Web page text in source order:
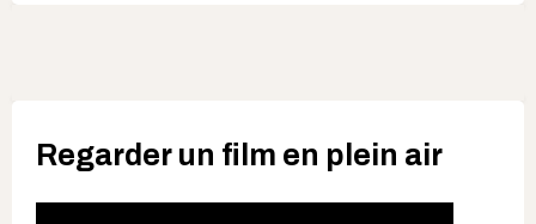
Regarder un film en plein air